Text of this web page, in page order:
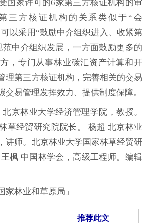
国家许可的6家第三方核证机构的审
三方核证机构的关系类似于“会
以采用“鼓励中介组织进入、收紧第
范中介组织发展，一方面鼓励更多的
，专门从事林业碳汇资产计算和开
理第三方核证机构，完善相关的交易
交易管理发挥效力、提供制度保障。
北京林业大学经济管理学院，教授。
草经贸研究院院长。 杨超 北京林业
讲师。北京林业大学国家林草经贸研
枫 中国林学会，高级工程师。编辑
家林业和草原局」
推荐此文